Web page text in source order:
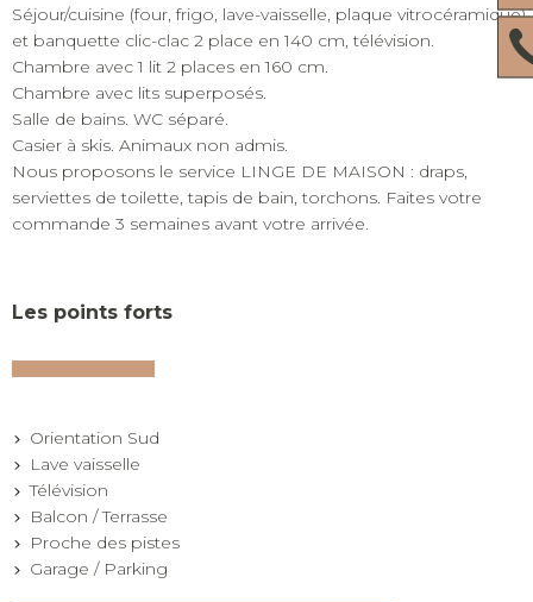
Séjour/cuisine (four, frigo, lave-vaisselle, plaque vitrocéramique)
et banquette clic-clac 2 place en 140 cm, télévision.
Chambre avec 1 lit 2 places en 160 cm.
Chambre avec lits superposés.
Salle de bains. WC séparé.
Casier à skis. Animaux non admis.
Nous proposons le service LINGE DE MAISON : draps,
serviettes de toilette, tapis de bain, torchons. Faites votre
commande 3 semaines avant votre arrivée.
Les points forts
Orientation Sud
Lave vaisselle
Télévision
Balcon / Terrasse
Proche des pistes
Garage / Parking